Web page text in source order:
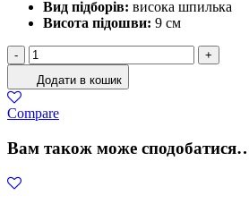
Вид підборів: висока шпилька
Висота підошви: 9 см
Бежеві
Босоніжки
На
Високій
Шпильці
-
+
Додати в кошик
Compare
Вам також може